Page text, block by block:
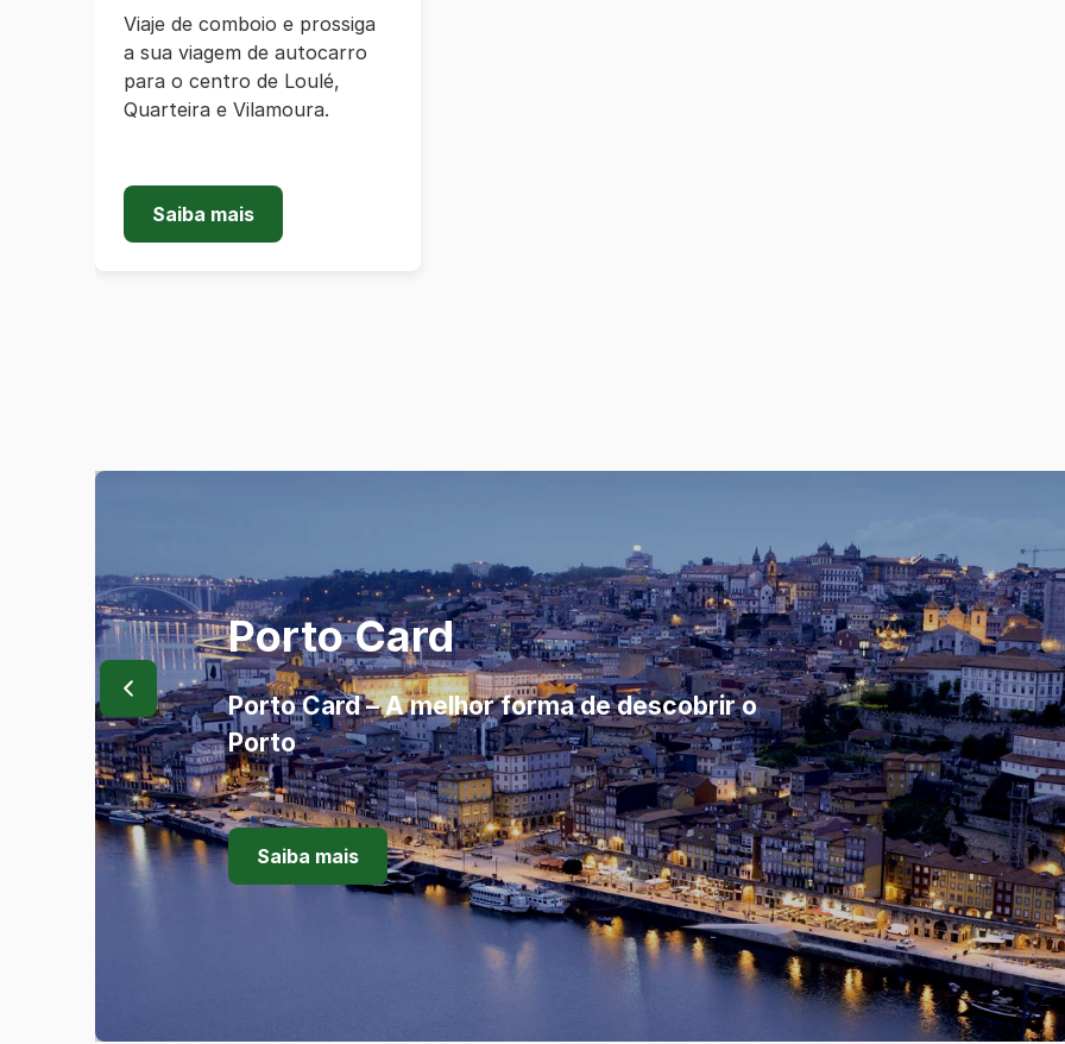
Viaje de comboio e prossiga
a sua viagem de autocarro
para o centro de Loulé,
Quarteira e Vilamoura.
Saiba mais
Porto Card
Porto Card – A melhor forma de descobrir o
Porto
Saiba mais